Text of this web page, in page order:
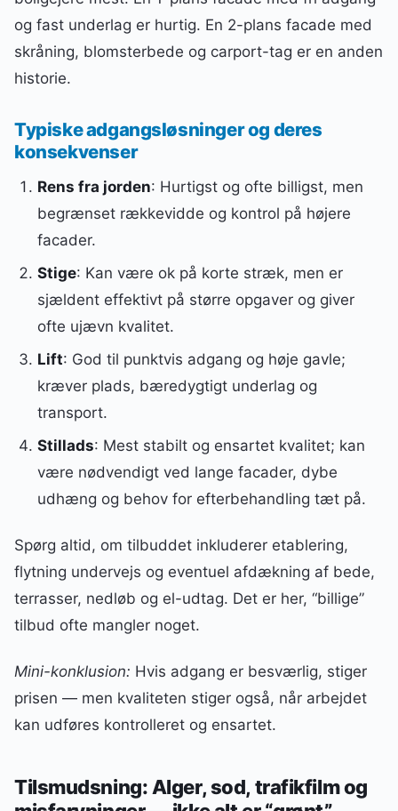
og fast underlag er hurtig. En 2-plans facade med
skråning, blomsterbede og carport-tag er en anden
historie.
Typiske adgangsløsninger og deres
konsekvenser
Rens fra jorden: Hurtigst og ofte billigst, men
begrænset rækkevidde og kontrol på højere
facader.
Stige: Kan være ok på korte stræk, men er
sjældent effektivt på større opgaver og giver
ofte ujævn kvalitet.
Lift: God til punktvis adgang og høje gavle;
kræver plads, bæredygtigt underlag og
transport.
Stillads: Mest stabilt og ensartet kvalitet; kan
være nødvendigt ved lange facader, dybe
udhæng og behov for efterbehandling tæt på.
Spørg altid, om tilbuddet inkluderer etablering,
flytning undervejs og eventuel afdækning af bede,
terrasser, nedløb og el-udtag. Det er her, “billige”
tilbud ofte mangler noget.
Mini-konklusion: Hvis adgang er besværlig, stiger
prisen — men kvaliteten stiger også, når arbejdet
kan udføres kontrolleret og ensartet.
Tilsmudsning: Alger, sod, trafikfilm og